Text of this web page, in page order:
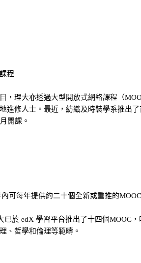
程
，理大亦透過大型開放式網絡課程（
進修人士。最近，紡織及時裝學系推出
開課。
可每年提供約二十個全新或重推的
已於 edX 學習平台推出了十四個MOOC
、哲學和倫理等範疇。